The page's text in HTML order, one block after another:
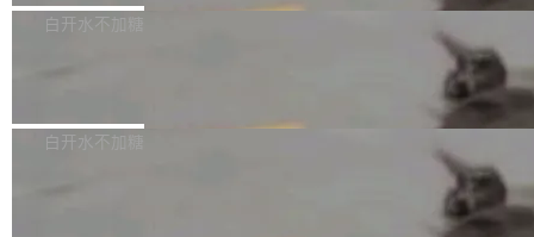
自研的多个文生3D和...
整性保护。效果是：吞吐量提升 41%，每 token
让语音识别不再只是听清，而是真正听懂。通过
w 不要求标准普通话，方言识别覆盖粤语、吴语
新和少量网页兼容性修复版本。 Changes/fixe
容提供的字体时出现的几个问题 为避免音频加
白开水不加糖
发布的 Release Notes，他利用 AI 工具（如 Co
白开水不加糖